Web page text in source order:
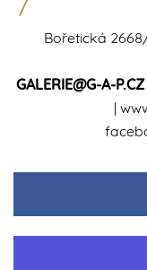
Bořetická
GALERIE@G-A-P.CZ
|